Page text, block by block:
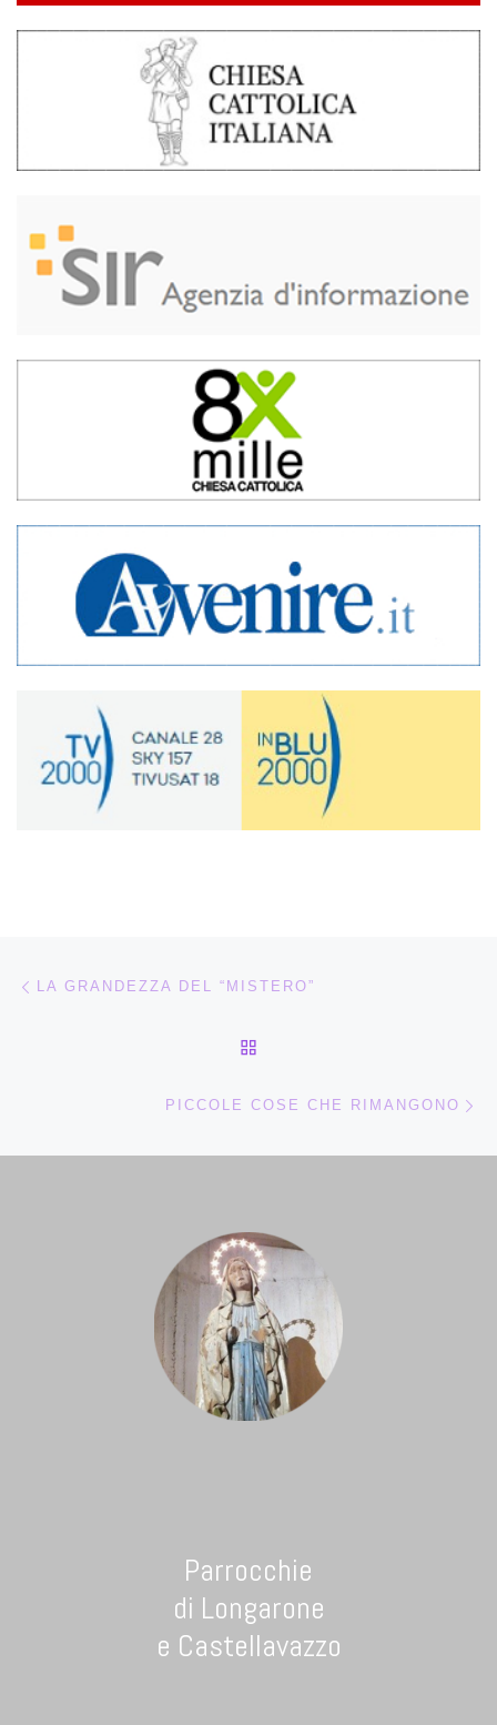
Navigazione articoli
LA GRANDEZZA DEL “MISTERO”
PICCOLE COSE CHE RIMANGONO
Parrocchie
di Longarone
e Castellavazzo